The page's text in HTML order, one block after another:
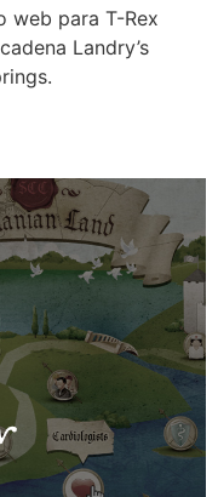
web para T-Rex
Landry’s